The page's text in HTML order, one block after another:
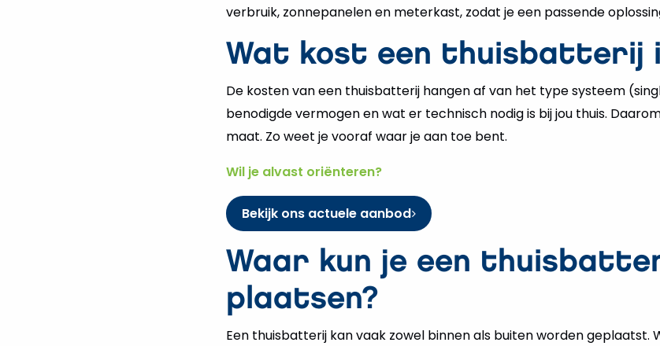
verbruik, zonnepanelen en meterkast, zodat je een passende
Wat kost een thuisbatterij
De kosten van een thuisbatterij hangen af van het type systeem
benodigde vermogen en wat er technisch nodig is bij jou thuis.
maat. Zo weet je vooraf waar je aan toe bent.
Wil je alvast oriënteren?
Bekijk ons actuele aanbod
Waar kun je een
plaatsen?
Een thuisbatterij kan vaak zowel binnen als buiten worden geplaatst.